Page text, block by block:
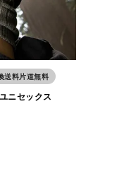
送料片道無料
ニセックス